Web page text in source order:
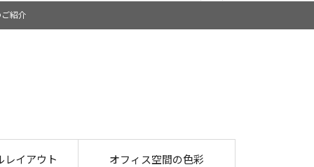
紹介
レイアウト オフィス空間の色彩